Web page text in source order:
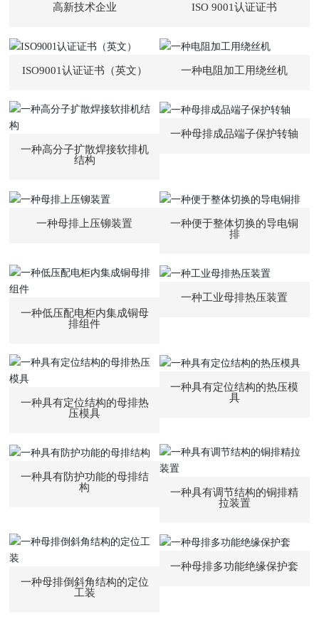
高新技术企业 ISO 9001认证证书
ISO9001认证证书（英文） 一种电阻加工用绕丝机
一种高分子扩散焊接软排机
结构
一种母排成品端子保护转轴
一种母排上压铆装置
一种便于整体切换的导电铜
排
一种低压配电柜内集成铜母
排组件
一种工业母排热压装置
一种具有定位结构的母排热
压模具
一种具有定位结构的热压模
具
一种具有防护功能的母排结
构
一种具有调节结构的铜排精
拉装置
一种母排倒斜角结构的定位
工装
一种母排多功能绝缘保护套